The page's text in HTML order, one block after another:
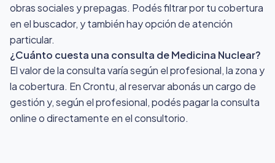
obras sociales y prepagas. Podés filtrar por tu cobertura
en el buscador, y también hay opción de atención
particular.
¿Cuánto cuesta una consulta de Medicina Nuclear?
El valor de la consulta varía según el profesional, la zona y
la cobertura. En Crontu, al reservar abonás un cargo de
gestión y, según el profesional, podés pagar la consulta
online o directamente en el consultorio.